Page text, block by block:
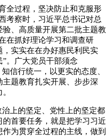
全过程，坚决防止和克服形
考察时，习近平总书记对总
、高质量开展第二批主题教
在抓好理论学习和调查研
实实在在办好惠民利民实
。广大党员干部须念
信行统一，以更实的态度、
题教育扎实开展、步步深
上的坚定、党性上的坚定都
首要任务，就是把学习习近
为贯穿全过程的主线，做到